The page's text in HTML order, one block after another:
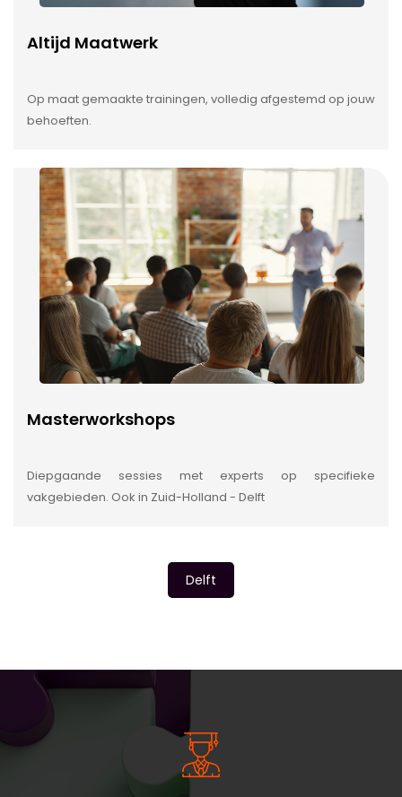
Altijd Maatwerk
Op maat gemaakte trainingen, volledig afgestemd op jouw
behoeften.
Masterworkshops
Diepgaande sessies met experts op specifieke
vakgebieden. Ook in Zuid-Holland - Delft
Delft
INSIDE INFORMATIE